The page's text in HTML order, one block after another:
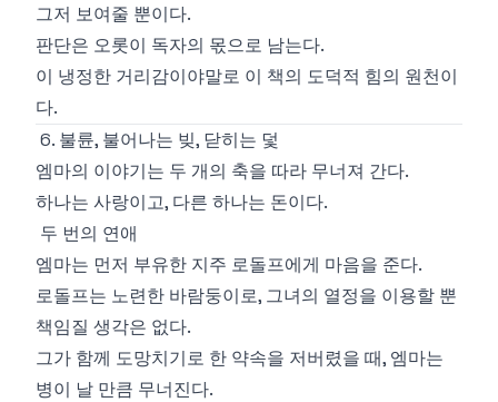
그저 보여줄 뿐이다.
판단은 오롯이 독자의 몫으로 남는다.
이 냉정한 거리감이야말로 이 책의 도덕적 힘의 원천이
다.
6. 불륜, 불어나는 빚, 닫히는 덫
엠마의 이야기는 두 개의 축을 따라 무너져 간다.
하나는 사랑이고, 다른 하나는 돈이다.
두 번의 연애
엠마는 먼저 부유한 지주 로돌프에게 마음을 준다.
로돌프는 노련한 바람둥이로, 그녀의 열정을 이용할 뿐
책임질 생각은 없다.
그가 함께 도망치기로 한 약속을 저버렸을 때, 엠마는
병이 날 만큼 무너진다.